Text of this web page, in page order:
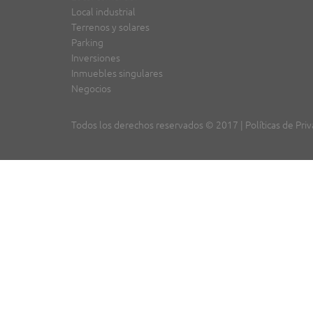
Local industrial
Terrenos y solares
Parking
Inversiones
Inmuebles singulares
Negocios
Todos los derechos reservados © 2017 | Políticas de